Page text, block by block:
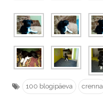
100 blogipäeva crenna